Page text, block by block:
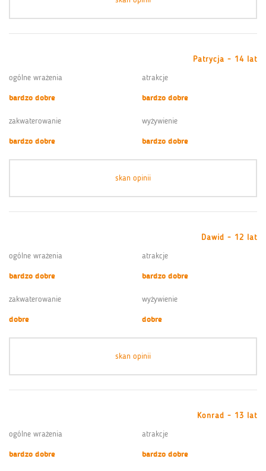
Patrycja - 14 lat
ogólne wrażenia
bardzo dobre
atrakcje
bardzo dobre
zakwaterowanie
bardzo dobre
wyżywienie
bardzo dobre
skan opinii
Dawid - 12 lat
ogólne wrażenia
bardzo dobre
atrakcje
bardzo dobre
zakwaterowanie
dobre
wyżywienie
dobre
skan opinii
Konrad - 13 lat
ogólne wrażenia
bardzo dobre
atrakcje
bardzo dobre